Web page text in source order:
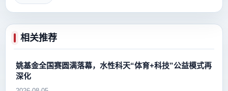
相关推荐
姚基金全国赛圆满落幕，水性科天“体育+科技”公益模式再
深化